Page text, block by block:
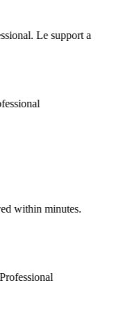
Le support a
within minutes.